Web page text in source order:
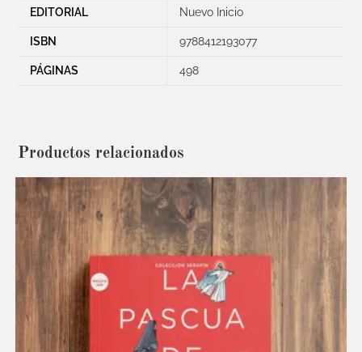
EDITORIAL Nuevo Inicio
ISBN 9788412193077
PÁGINAS 498
Productos relacionados